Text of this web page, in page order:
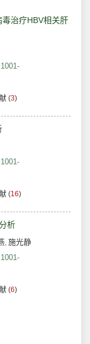
治疗HBV相关肝
(3)
(16)
析
, 施光静
(6)